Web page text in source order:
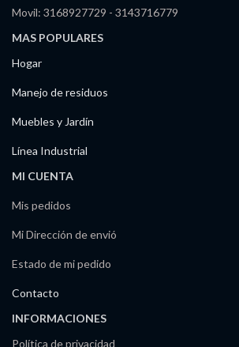
Movil: 3168927729 - 3143716779
MAS POPULARES
Hogar
Manejo de residuos
Muebles y Jardín
Línea Industrial
MI CUENTA
Mis pedidos
Mi Dirección de envió
Estado de mi pedido
Contacto
INFORMACIONES
Política de privacidad